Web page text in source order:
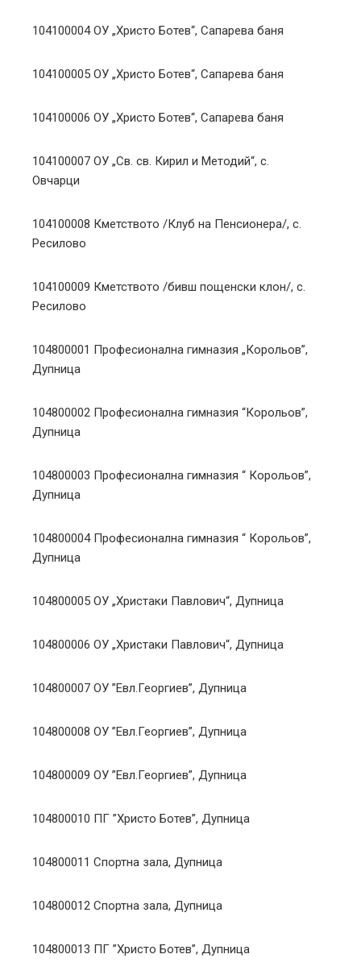
104100004 ОУ „Христо Ботев“, Сапарева баня
104100005 ОУ „Христо Ботев“, Сапарева баня
104100006 ОУ „Христо Ботев“, Сапарева баня
104100007 ОУ „Св. св. Кирил и Методий“, с.
Овчарци
104100008 Кметството /Клуб на Пенсионера/, с.
Ресилово
104100009 Кметството /бивш пощенски клон/, с.
Ресилово
104800001 Професионална гимназия „Корольов”,
Дупница
104800002 Професионална гимназия “Корольов”,
Дупница
104800003 Професионална гимназия “ Корольов”,
Дупница
104800004 Професионална гимназия “ Корольов”,
Дупница
104800005 ОУ „Христаки Павлович“, Дупница
104800006 ОУ „Христаки Павлович“, Дупница
104800007 ОУ ”Евл.Георгиев”, Дупница
104800008 ОУ ”Евл.Георгиев”, Дупница
104800009 ОУ ”Евл.Георгиев”, Дупница
104800010 ПГ ”Христо Ботев”, Дупница
104800011 Спортна зала, Дупница
104800012 Спортна зала, Дупница
104800013 ПГ ”Христо Ботев”, Дупница